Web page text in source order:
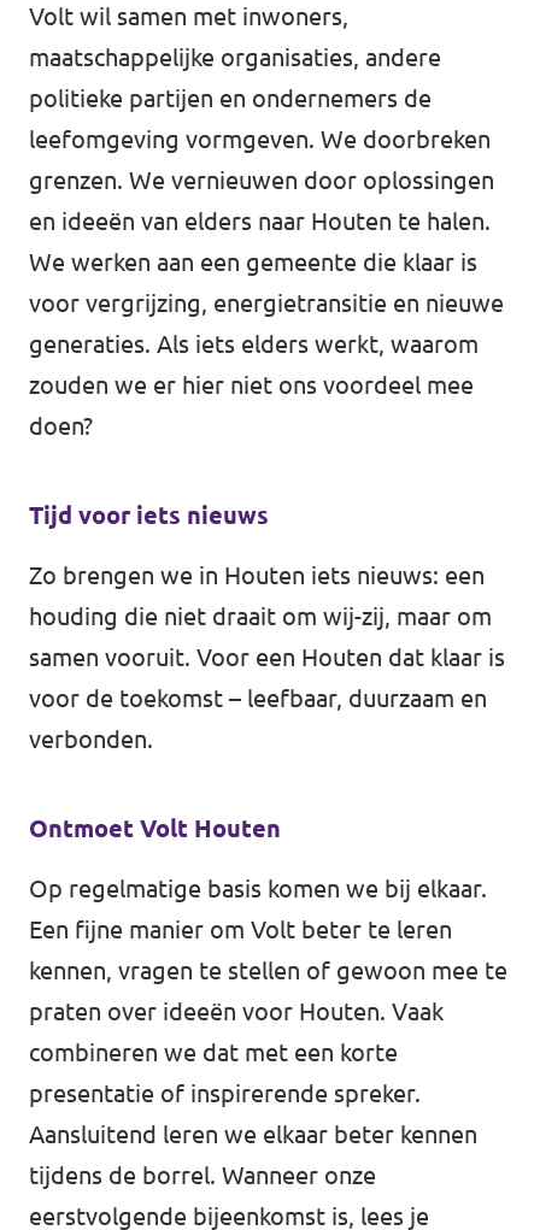
Volt wil samen met inwoners,
maatschappelijke organisaties, andere
politieke partijen en ondernemers de
leefomgeving vormgeven. We doorbreken
grenzen. We vernieuwen door oplossingen
en ideeën van elders naar Houten te halen.
We werken aan een gemeente die klaar is
voor vergrijzing, energietransitie en nieuwe
generaties. Als iets elders werkt, waarom
zouden we er hier niet ons voordeel mee
doen?
Tijd voor iets nieuws
Zo brengen we in Houten iets nieuws: een
houding die niet draait om wij-zij, maar om
samen vooruit. Voor een Houten dat klaar is
voor de toekomst – leefbaar, duurzaam en
verbonden.
Ontmoet Volt Houten
Op regelmatige basis komen we bij elkaar.
Een fijne manier om Volt beter te leren
kennen, vragen te stellen of gewoon mee te
praten over ideeën voor Houten. Vaak
combineren we dat met een korte
presentatie of inspirerende spreker.
Aansluitend leren we elkaar beter kennen
tijdens de borrel. Wanneer onze
eerstvolgende bijeenkomst is, lees je